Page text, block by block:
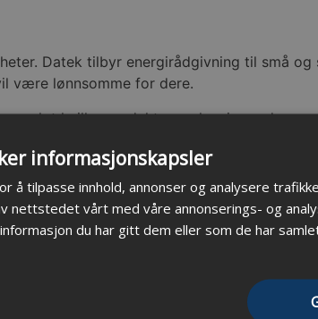
Datek tilbyr energirådgivning til små
være lønnsomme for dere.
valgt hvilke produkter og løsninger dere
samt hatt ett eget nettverk for den
er bygd opp med Extreme switcher
har satt seg ett mål til å kunne håndtere
informasjonskapsler
å tilpasse innhold, annonser og analysere
nettstedet vårt med våre annonserings- og
du har gitt dem eller som de har